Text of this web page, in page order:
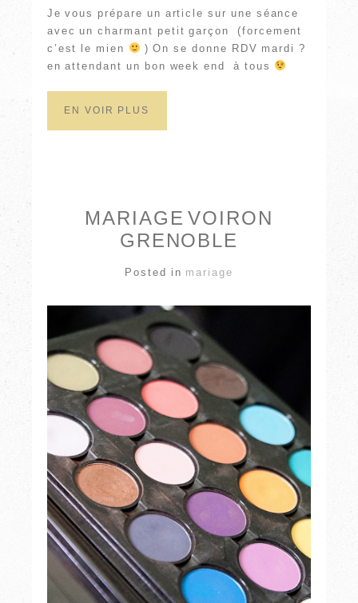
Je vous prépare un article sur une séance
avec un charmant petit garçon (forcement
c’est le mien
) On se donne RDV mardi ?
en attendant un bon week end à tous
EN VOIR PLUS
MARIAGE VOIRON
GRENOBLE
Posted in mariage